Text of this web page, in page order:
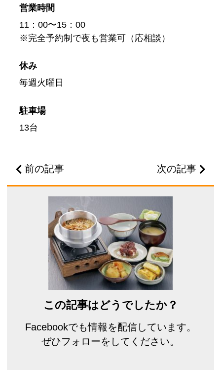
営業時間
11：00〜15：00
※完全予約制で夜も営業可（応相談）
休み
毎週火曜日
駐車場
13台
前の記事 次の記事
この記事はどうでしたか？
Facebookでも情報を配信しています。
ぜひフォローをしてください。